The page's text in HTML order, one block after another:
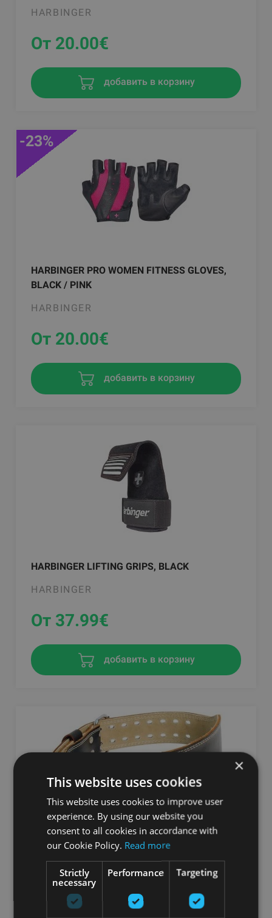
HARBINGER
От 20.00€
добавить в корзину
HARBINGER PRO WOMEN FITNESS GLOVES,
BLACK / PINK
HARBINGER
-23%
От 20.00€
добавить в корзину
HARBINGER LIFTING GRIPS, BLACK
HARBINGER
От 37.99€
добавить в корзину
HARBINGER 4" PADDED LEATHER BELT, BLACK
HARBINGER
От 32.49
×
This website uses cookies
This website uses cookies to improve user
experience. By using our website you
consent to all cookies in accordance with
our Cookie Policy. Read more
Strictly
necessary
Performance Targeting